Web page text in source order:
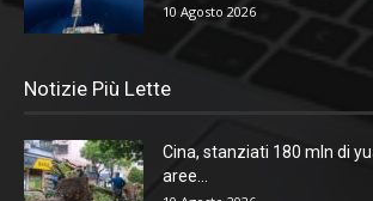
10 Agosto 2026
Notizie Più Lette
Cina, stanziati 180 mln di
aree...